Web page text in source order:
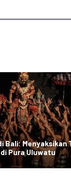
Bali: Menyaksikan
di Pura Uluwatu